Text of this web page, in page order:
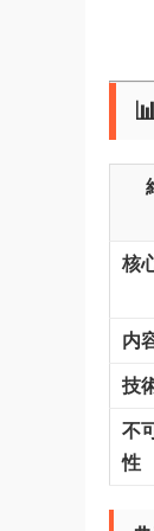
核
内
技
不
性​